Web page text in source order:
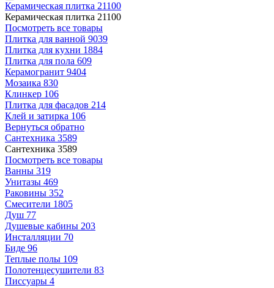
Керамическая плитка 21100
Керамическая плитка 21100
Посмотреть все товары
Плитка для ванной 9039
Плитка для кухни 1884
Плитка для пола 609
Керамогранит 9404
Мозаика 830
Клинкер 106
Плитка для фасадов 214
Клей и затирка 106
Вернуться обратно
Сантехника 3589
Сантехника 3589
Посмотреть все товары
Ванны 319
Унитазы 469
Раковины 352
Смесители 1805
Душ 77
Душевые кабины 203
Инсталляции 70
Биде 96
Теплые полы 109
Полотенцесушители 83
Писсуары 4